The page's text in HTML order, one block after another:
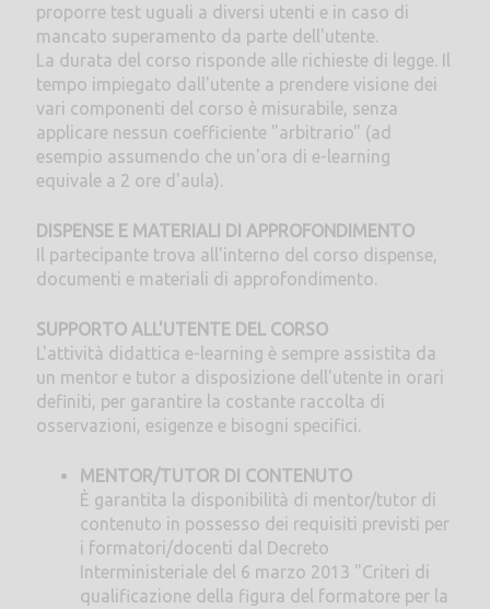
proporre test uguali a diversi utenti e in caso di
mancato superamento da parte dell'utente.
La durata del corso risponde alle richieste di legge. Il
tempo impiegato dall'utente a prendere visione dei
vari componenti del corso è misurabile, senza
applicare nessun coefficiente "arbitrario" (ad
esempio assumendo che un'ora di e-learning
equivale a 2 ore d'aula).
DISPENSE E MATERIALI DI APPROFONDIMENTO
Il partecipante trova all'interno del corso dispense,
documenti e materiali di approfondimento.
SUPPORTO ALL'UTENTE DEL CORSO
L'attività didattica e-learning è sempre assistita da
un mentor e tutor a disposizione dell'utente in orari
definiti, per garantire la costante raccolta di
osservazioni, esigenze e bisogni specifici.
MENTOR/TUTOR DI CONTENUTO
È garantita la disponibilità di mentor/tutor di
contenuto in possesso dei requisiti previsti per
i formatori/docenti dal Decreto
Interministeriale del 6 marzo 2013 "Criteri di
qualificazione della figura del formatore per la